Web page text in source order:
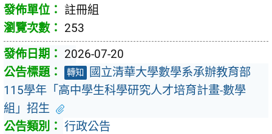
註冊組
253
2026-07-20
轉知
國立清華大學數學系承辦教育部
115學年「高中學生科學研究人才培育計畫-數學
組」招生
行政公告